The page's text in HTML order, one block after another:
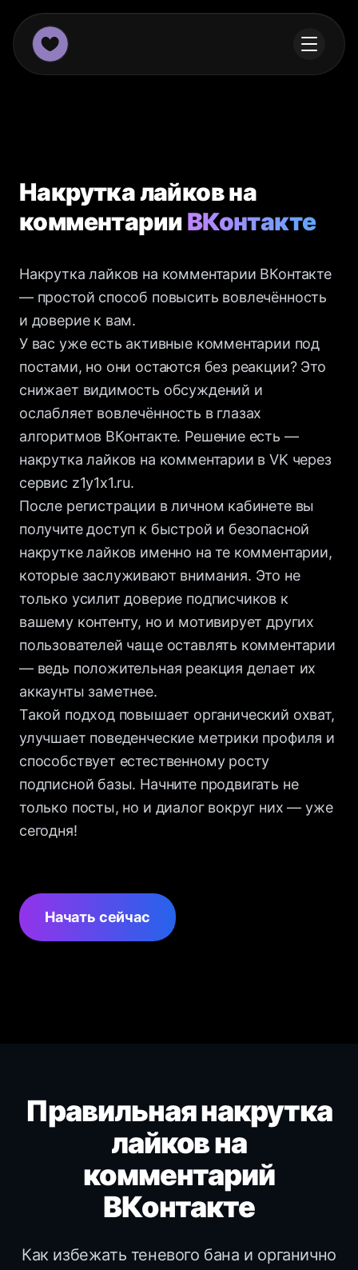
Накрутка лайков на
комментарииВКонтакте
Накрутка лайков на комментарии ВКонтакте
— простой способ повысить вовлечённость
и доверие к вам.
У вас уже есть активные комментарии под
постами, но они остаются без реакции? Это
снижает видимость обсуждений и
ослабляет вовлечённость в глазах
алгоритмов ВКонтакте. Решение есть —
накрутка лайков на комментарии в VK через
сервис z1y1x1.ru.
После регистрации в личном кабинете вы
получите доступ к быстрой и безопасной
накрутке лайков именно на те комментарии,
которые заслуживают внимания. Это не
только усилит доверие подписчиков к
вашему контенту, но и мотивирует других
пользователей чаще оставлять комментарии
— ведь положительная реакция делает их
аккаунты заметнее.
Такой подход повышает органический охват,
улучшает поведенческие метрики профиля и
способствует естественному росту
подписной базы. Начните продвигать не
только посты, но и диалог вокруг них — уже
сегодня!
Начать сейчас
Правильная накрутка
лайков на
комментарий
ВКонтакте
Как избежать теневого бана и органично